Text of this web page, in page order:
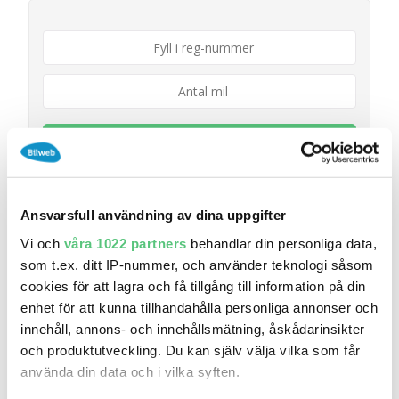
Ansvarsfull användning av dina uppgifter
Vi och våra 1022 partners behandlar din personliga data,
som t.ex. ditt IP-nummer, och använder teknologi såsom
cookies för att lagra och få tillgång till information på din
enhet för att kunna tillhandahålla personliga annonser och
innehåll, annons- och innehållsmätning, åskådarinsikter
och produktutveckling. Du kan själv välja vilka som får
använda din data och i vilka syften.